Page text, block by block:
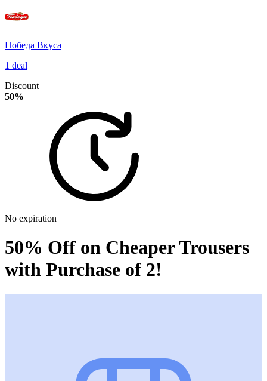
Победа Вкуса
1 deal
Discount
50%
No expiration
50% Off on Cheaper Trousers
with Purchase of 2!